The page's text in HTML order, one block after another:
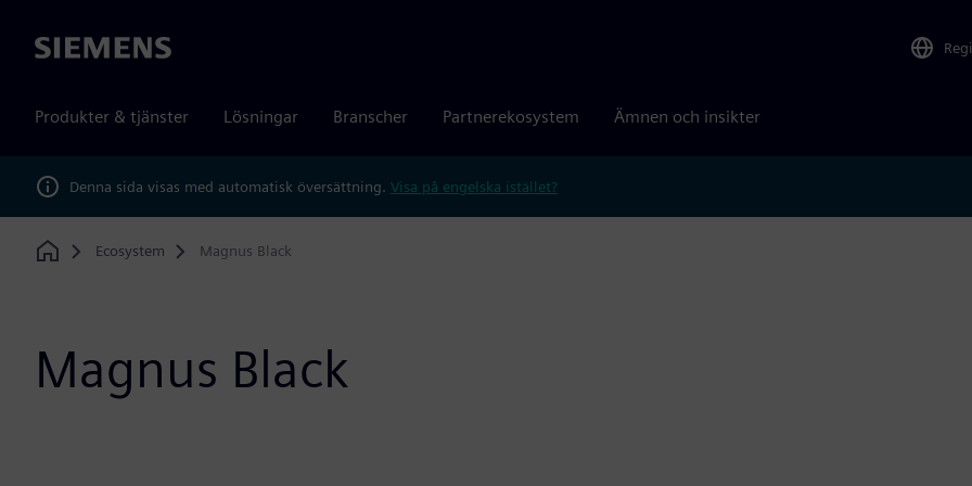
Siemens
Produkter & tjänster Lösningar Branscher Partnerekosystem Ämnen och insikter
Denna sida visas med automatisk översättning. Visa på engelska istället?
Home
Ecosystem Magnus Black
Magnus Black